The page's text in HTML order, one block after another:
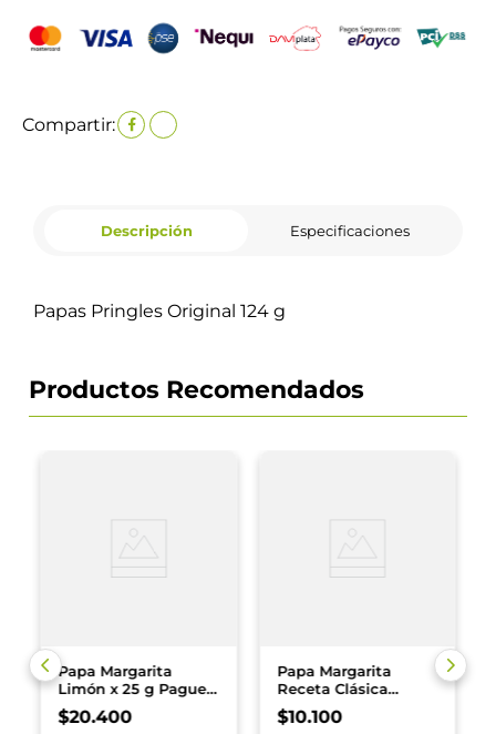
Compartir:
Descripción Especificaciones
Papas Pringles Original 124 g
Productos Recomendados
Papa Margarita
Limón x 25 g Pague
10 Lleve 12 x 250 g
$20.400
Papa Margarita
Receta Clásica
Costilla Caramelizada
x 120 g
$10.100